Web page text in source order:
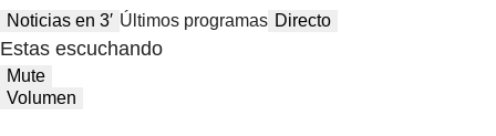
Noticias en 3′ Últimos programas Directo
Estas escuchando
Mute
Volumen